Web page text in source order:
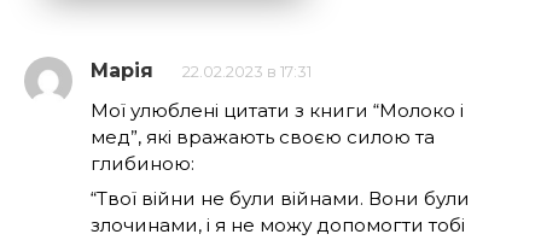
Марія 22.02.2023 в 17:31
Мої улюблені цитати з книги “Молоко і
мед”, які вражають своєю силою та
глибиною:
“Твої війни не були війнами. Вони були
злочинами, і я не можу допомогти тобі